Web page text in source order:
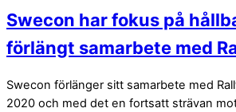
Swecon har fokus på
förlängt samarbete med
Swecon förlänger sitt samarbete med
2020 och med det en fortsatt strävan